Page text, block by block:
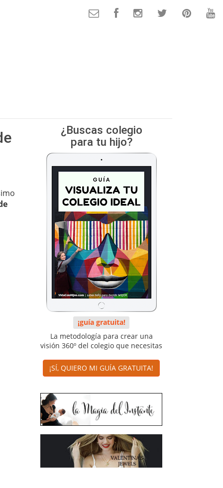
¿Buscas colegio
para tu hijo?
¡guía gratuita!
La metodología para crear una
visión 360º del colegio que necesitas
¡SÍ, QUIERO MI GUÍA GRATUITA!